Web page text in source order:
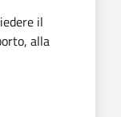
il
alla